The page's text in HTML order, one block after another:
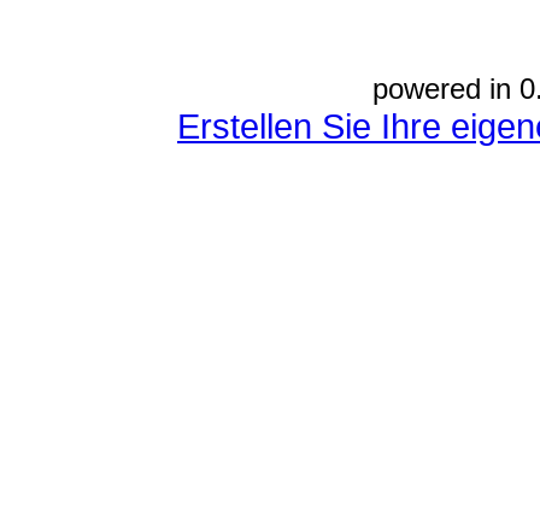
powered in
Erstellen Sie Ihre